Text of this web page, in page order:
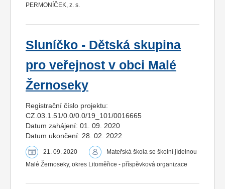
PERMONÍČEK, z. s.
Sluníčko - Dětská skupina
pro veřejnost v obci Malé
Žernoseky
Registrační číslo projektu:
CZ.03.1.51/0.0/0.0/19_101/0016665
Datum zahájení: 01. 09. 2020
Datum ukončení: 28. 02. 2022
21. 09. 2020
Mateřská škola se školní jídelnou
Malé Žernoseky, okres Litoměřice - příspěvková organizace